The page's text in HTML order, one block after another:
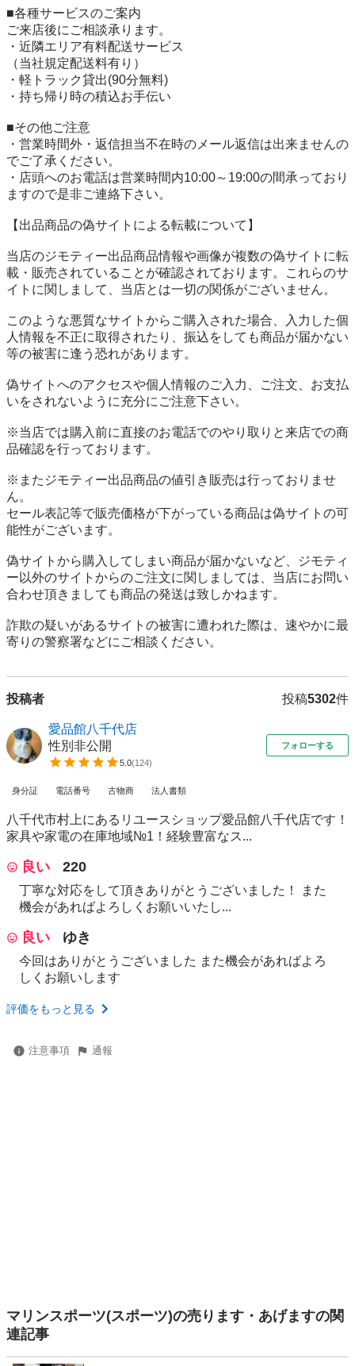
■各種サービスのご案内
ご来店後にご相談承ります。
・近隣エリア有料配送サービス
（当社規定配送料有り）
・軽トラック貸出(90分無料)
・持ち帰り時の積込お手伝い
■その他ご注意
・営業時間外・返信担当不在時のメール返信は出来ませんの
でご了承ください。
・店頭へのお電話は営業時間内10:00～19:00の間承っており
ますので是非ご連絡下さい。
【出品商品の偽サイトによる転載について】
当店のジモティー出品商品情報や画像が複数の偽サイトに転
載・販売されていることが確認されております。これらのサ
イトに関しまして、当店とは一切の関係がございません。
このような悪質なサイトからご購入された場合、入力した個
人情報を不正に取得されたり、振込をしても商品が届かない
等の被害に逢う恐れがあります。
偽サイトへのアクセスや個人情報のご入力、ご注文、お支払
いをされないように充分にご注意下さい。
※当店では購入前に直接のお電話でのやり取りと来店での商
品確認を行っております。
※またジモティー出品商品の値引き販売は行っておりませ
ん。
セール表記等で販売価格が下がっている商品は偽サイトの可
能性がございます。
偽サイトから購入してしまい商品が届かないなど、ジモティ
ー以外のサイトからのご注文に関しましては、当店にお問い
合わせ頂きましても商品の発送は致しかねます。
詐欺の疑いがあるサイトの被害に遭われた際は、速やかに最
寄りの警察署などにご相談ください。
投稿者 投稿5302件
愛品館八千代店
性別非公開
5.0(124)
フォローする
身分証 電話番号 古物商 法人書類
八千代市村上にあるリユースショップ愛品館八千代店です！
家具や家電の在庫地域№1！経験豊富なス...
良い 220
丁寧な対応をして頂きありがとうございました！ また
機会があればよろしくお願いいたし...
良い ゆき
今回はありがとうございました また機会があればよろ
しくお願いします
評価をもっと見る
注意事項 通報
マリンスポーツ(スポーツ)の売ります・あげますの関
連記事